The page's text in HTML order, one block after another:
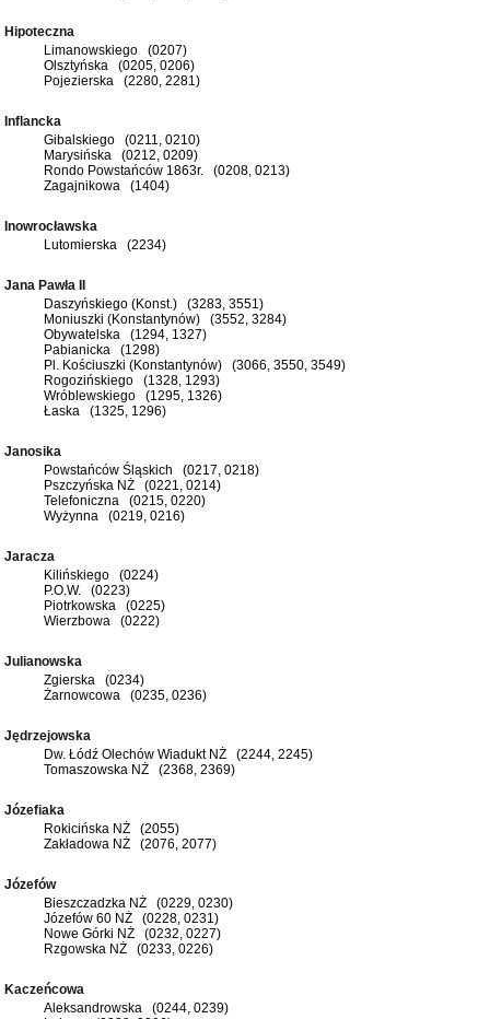
Hipoteczna
Limanowskiego (0207)
Olsztyńska (0205, 0206)
Pojezierska (2280, 2281)
Inflancka
Gibalskiego (0211, 0210)
Marysińska (0212, 0209)
Rondo Powstańców 1863r. (0208, 0213)
Zagajnikowa (1404)
Inowrocławska
Lutomierska (2234)
Jana Pawła II
Daszyńskiego (Konst.) (3283, 3551)
Moniuszki (Konstantynów) (3552, 3284)
Obywatelska (1294, 1327)
Pabianicka (1298)
Pl. Kościuszki (Konstantynów) (3066, 3550, 3549)
Rogozińskiego (1328, 1293)
Wróblewskiego (1295, 1326)
Łaska (1325, 1296)
Janosika
Powstańców Śląskich (0217, 0218)
Pszczyńska NŻ (0221, 0214)
Telefoniczna (0215, 0220)
Wyżynna (0219, 0216)
Jaracza
Kilińskiego (0224)
P.O.W. (0223)
Piotrkowska (0225)
Wierzbowa (0222)
Julianowska
Zgierska (0234)
Żarnowcowa (0235, 0236)
Jędrzejowska
Dw. Łódź Olechów Wiadukt NŻ (2244, 2245)
Tomaszowska NŻ (2368, 2369)
Józefiaka
Rokicińska NŻ (2055)
Zakładowa NŻ (2076, 2077)
Józefów
Bieszczadzka NŻ (0229, 0230)
Józefów 60 NŻ (0228, 0231)
Nowe Górki NŻ (0232, 0227)
Rzgowska NŻ (0233, 0226)
Kaczeńcowa
Aleksandrowska (0244, 0239)